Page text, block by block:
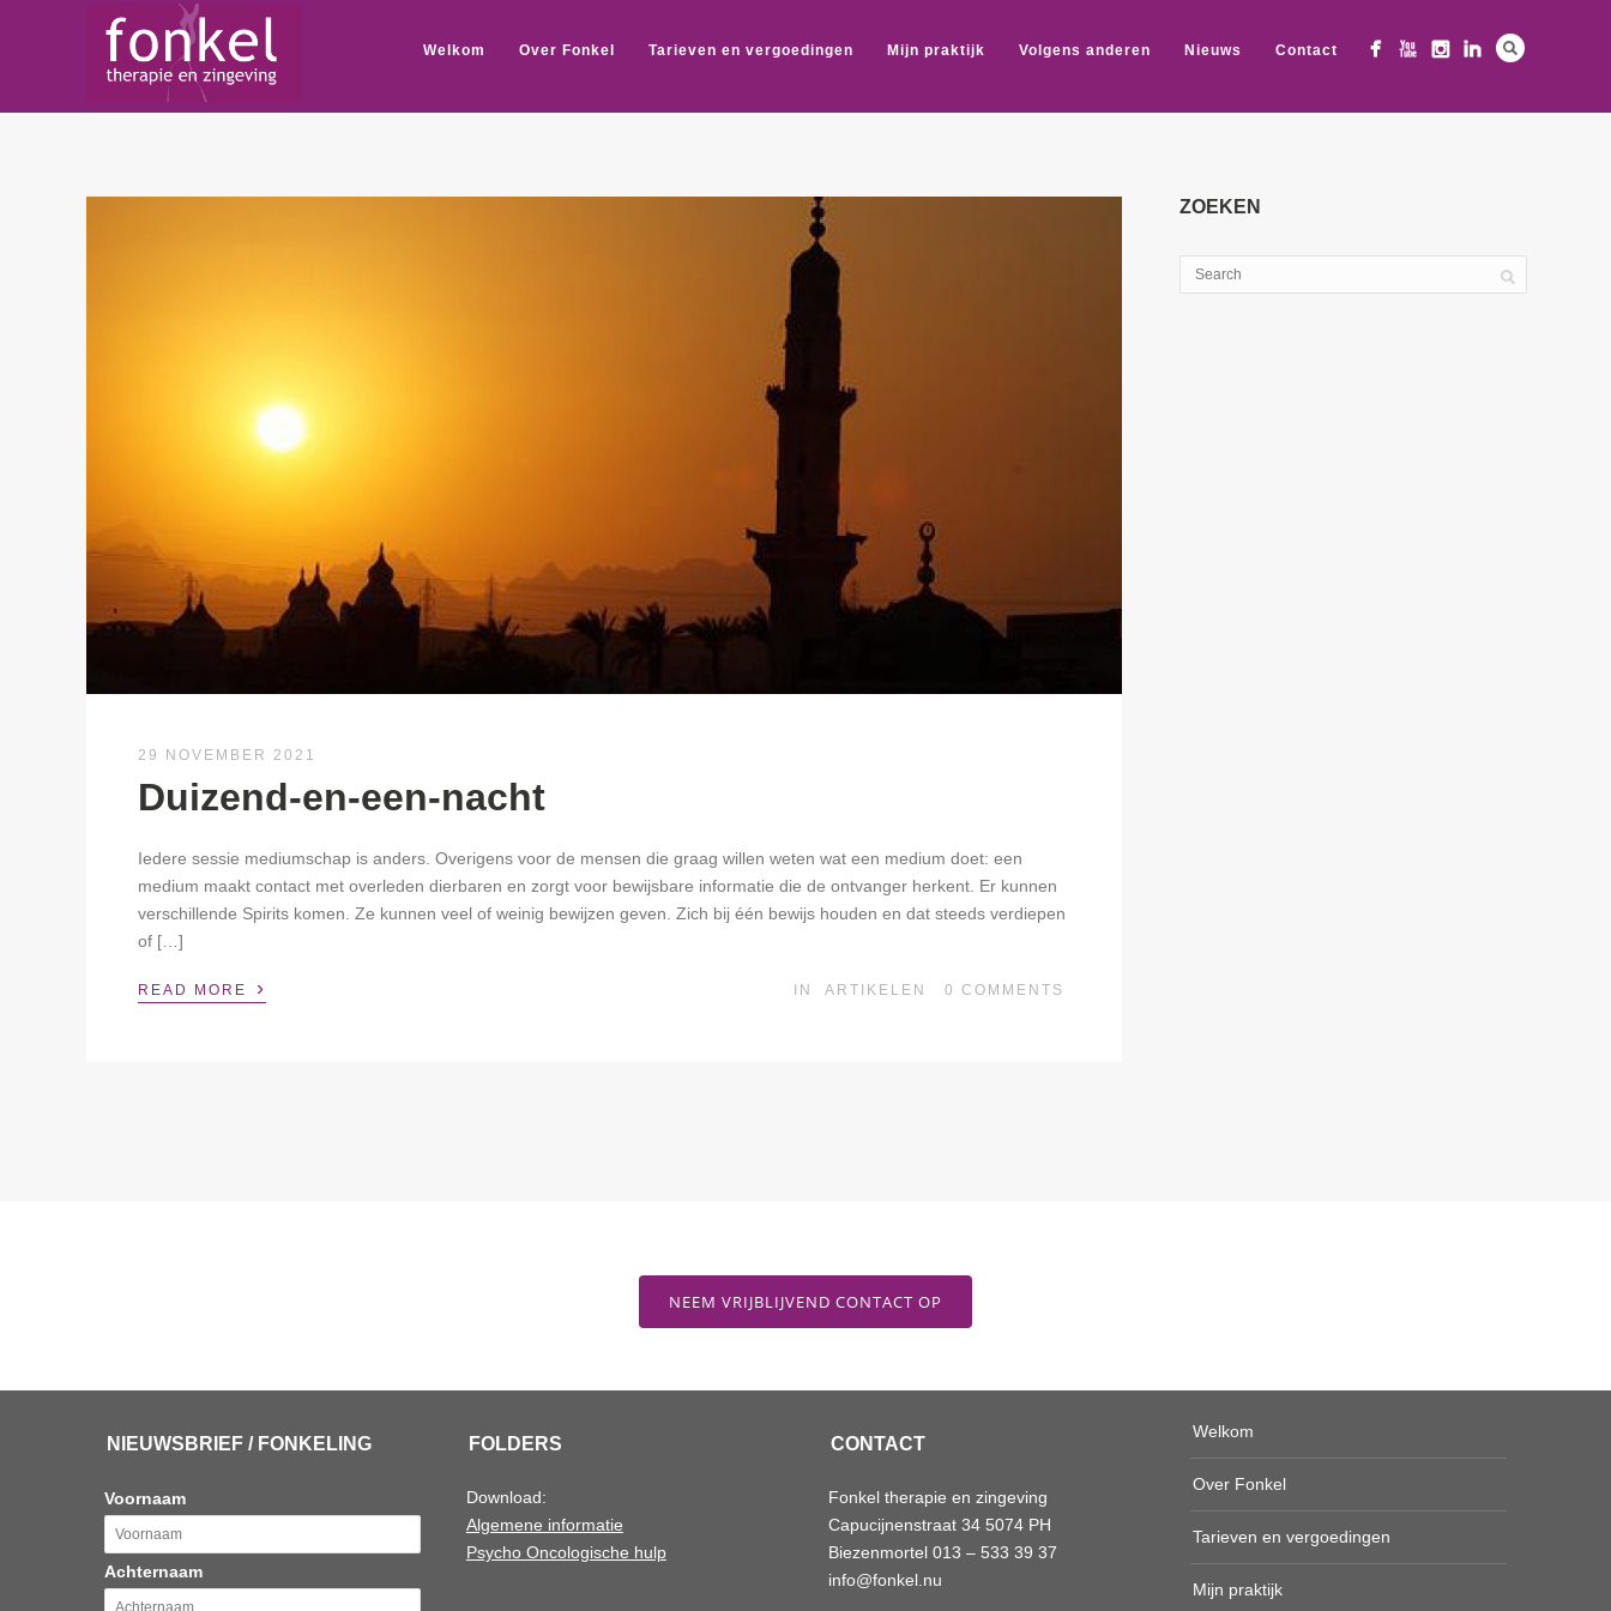
Welkom Over Fonkel Tarieven en vergoedingen Mijn praktijk Volgens anderen Nieuws Contact
29 NOVEMBER 2021
Duizend-en-een-nacht
Iedere sessie mediumschap is anders. Overigens voor de mensen die graag willen weten wat een medium doet: een
medium maakt contact met overleden dierbaren en zorgt voor bewijsbare informatie die de ontvanger herkent. Er kunnen
verschillende Spirits komen. Ze kunnen veel of weinig bewijzen geven. Zich bij één bewijs houden en dat steeds verdiepen
of […]
READ MORE › IN ARTIKELEN 0 COMMENTS
ZOEKEN
NEEM VRIJBLIJVEND CONTACT OP
NIEUWSBRIEF / FONKELING
Voornaam
Achternaam
FOLDERS
Download:
Algemene informatie
Psycho Oncologische hulp
CONTACT
Fonkel therapie en zingeving
Capucijnenstraat 34 5074 PH
Biezenmortel 013 – 533 39 37
info@fonkel.nu
Welkom
Over Fonkel
Tarieven en vergoedingen
Mijn praktijk